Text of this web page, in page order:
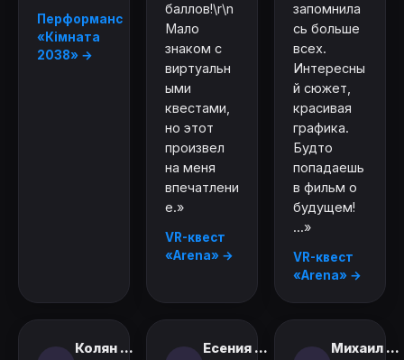
Перформанс
«Кімната
2038» →
баллов!\r\n
Мало
знаком с
виртуальн
ыми
квестами,
но этот
произвел
на меня
впечатлени
е.»
VR-квест
«Arena» →
запомнила
сь больше
всех.
Интересны
й сюжет,
красивая
графика.
Будто
попадаешь
в фильм о
будущем!
...»
VR-квест
«Arena» →
Колян ... Есения ... Михаил ...